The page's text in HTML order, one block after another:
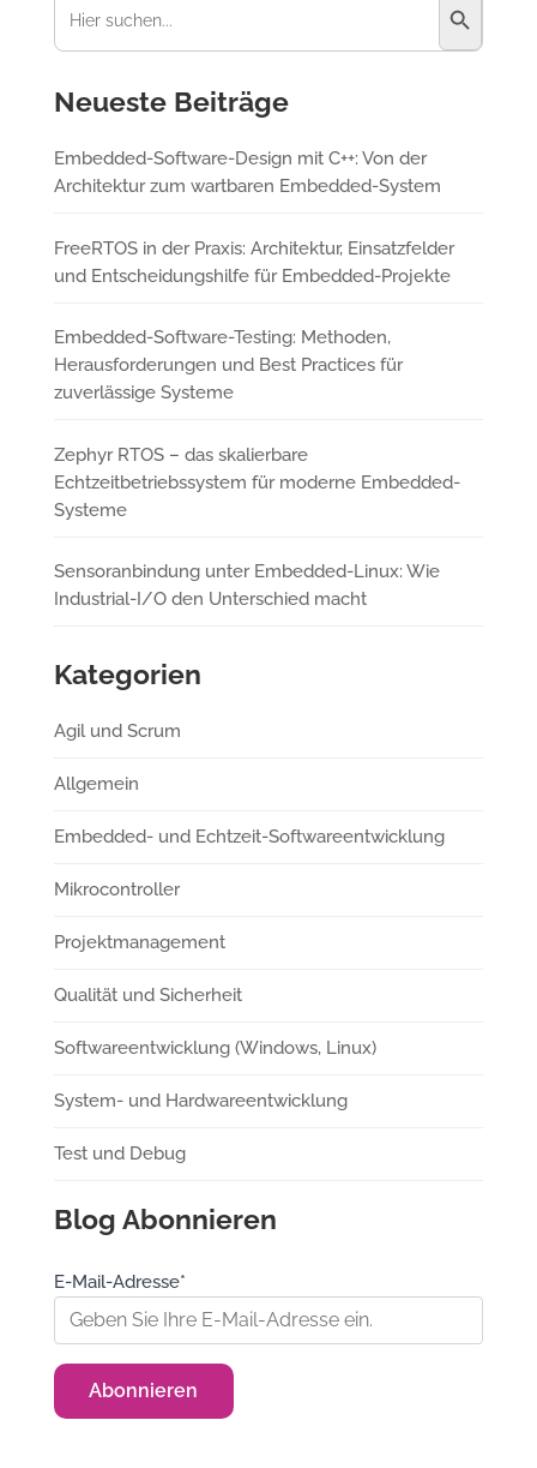
nach:
Neueste Beiträge
Embedded-Software-Design mit C++: Von der
Architektur zum wartbaren Embedded-System
FreeRTOS in der Praxis: Architektur, Einsatzfelder
und Entscheidungshilfe für Embedded-Projekte
Embedded-Software-Testing: Methoden,
Herausforderungen und Best Practices für
zuverlässige Systeme
Zephyr RTOS – das skalierbare
Echtzeitbetriebssystem für moderne Embedded-
Systeme
Sensoranbindung unter Embedded-Linux: Wie
Industrial-I/O den Unterschied macht
Kategorien
Agil und Scrum
Allgemein
Embedded- und Echtzeit-Softwareentwicklung
Mikrocontroller
Projektmanagement
Qualität und Sicherheit
Softwareentwicklung (Windows, Linux)
System- und Hardwareentwicklung
Test und Debug
Blog Abonnieren
E-Mail-Adresse*